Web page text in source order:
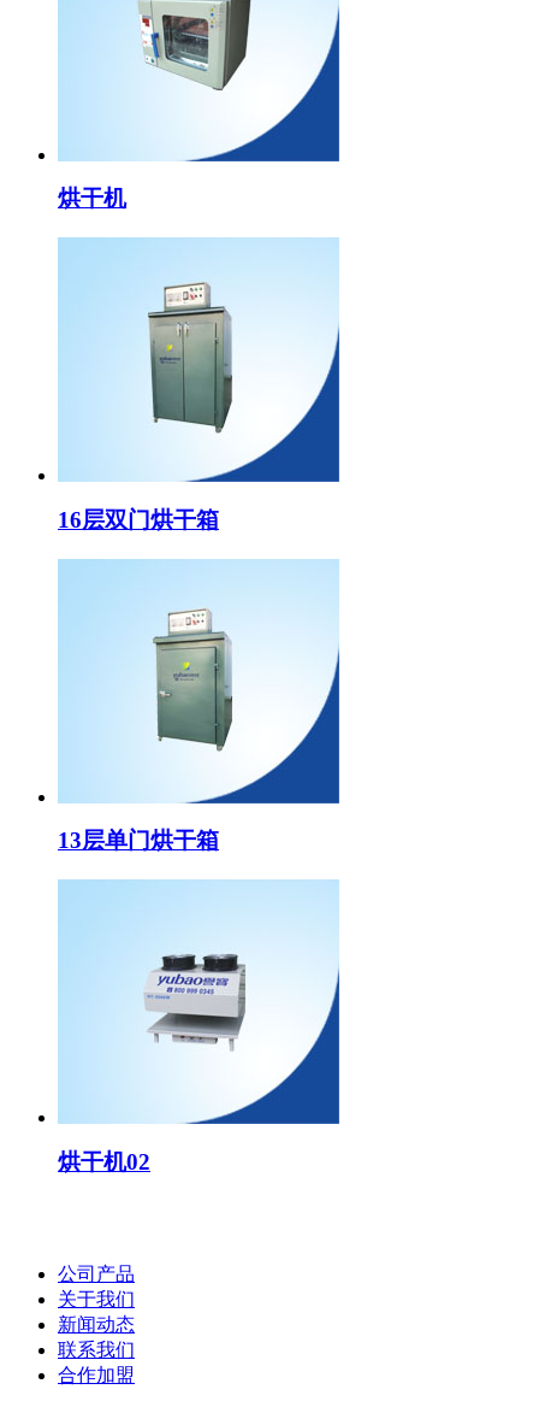
烘干机
16层双门烘干箱
13层单门烘干箱
烘干机02
公司产品
关于我们
新闻动态
联系我们
合作加盟